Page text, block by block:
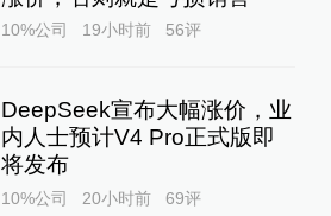
10%公司 19小时前 56评
DeepSeek宣布大幅涨价，业
内人士预计V4 Pro正式版即
将发布
10%公司 20小时前 69评